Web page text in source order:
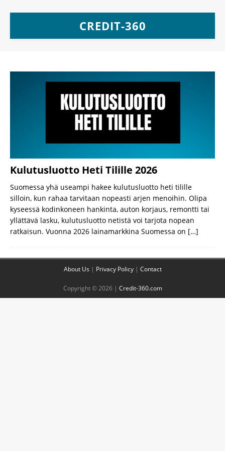
CREDIT-360
Kulutusluotto Heti Tilille 2026
Suomessa yhä useampi hakee kulutusluotto heti tilille
silloin, kun rahaa tarvitaan nopeasti arjen menoihin. Olipa
kyseessä kodinkoneen hankinta, auton korjaus, remontti tai
yllättävä lasku, kulutusluotto netistä voi tarjota nopean
ratkaisun. Vuonna 2026 lainamarkkina Suomessa on […]
About Us | Privacy Policy| Contact
Copyright © 2026 | Credit-360.com